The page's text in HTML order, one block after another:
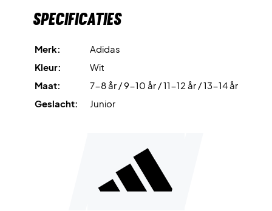
Zie er goed uit met een schoon geweten!
100% uit recycleerbare materialen bestaat. Dus nu kun je
winnen met een zuiver geweten!
De polo is ontwikkeld in een eenvoudig maar stijlvol
De polo is gemaakt in een normale pasvorm.
Specificaties
Merk:
Adidas
Kleur:
Wit
Maat:
7-8 år / 9-10 år / 11-12 år / 13-14 år
Geslacht:
Junior